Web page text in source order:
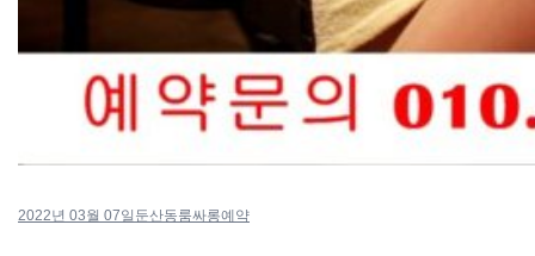
2022년 03월 07일 둔산동룸싸롱예약